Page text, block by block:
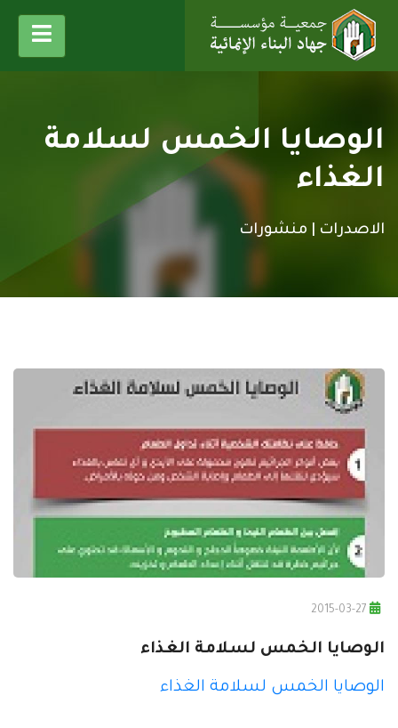
الوصايا الخمس لسلامة
الغذاء
الاصدرات | منشورات
الوصايا الخمس لسلامة الغذاء
الوصايا الخمس لسلامة الغذاء